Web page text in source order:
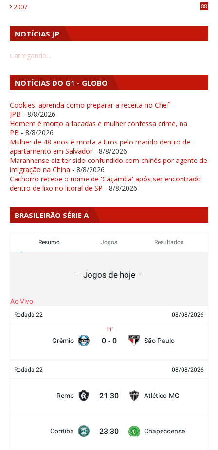
2007 88
NOTÍCIAS JP
Carregando...
NOTÍCIAS DO G1 - GLOBO
Cookies: aprenda como preparar a receita no Chef
JPB - 8/8/2026
Homem é morto a facadas e mulher confessa crime, na
PB - 8/8/2026
Mulher de 48 anos é morta a tiros pelo marido dentro de
apartamento em Salvador - 8/8/2026
Maranhense diz ter sido confundido com chinês por agente de
imigração na China - 8/8/2026
Cachorro recebe o nome de 'Caçamba' após ser encontrado
dentro de lixo no litoral de SP - 8/8/2026
BRASILEIRÃO SÉRIE A
Resumo Jogos Resultados
Jogos de hoje
Ao Vivo
Rodada 22 08/08/2026
Grêmio
11
0 - 0 São Paulo
Rodada 22 08/08/2026
Remo 21:30 Atlético-MG
Coritiba 23:30 Chapecoense